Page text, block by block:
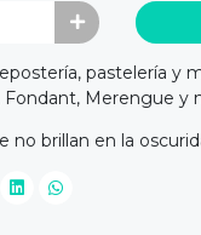
pastelería y
Fondant, Merengue y
no brillan en la